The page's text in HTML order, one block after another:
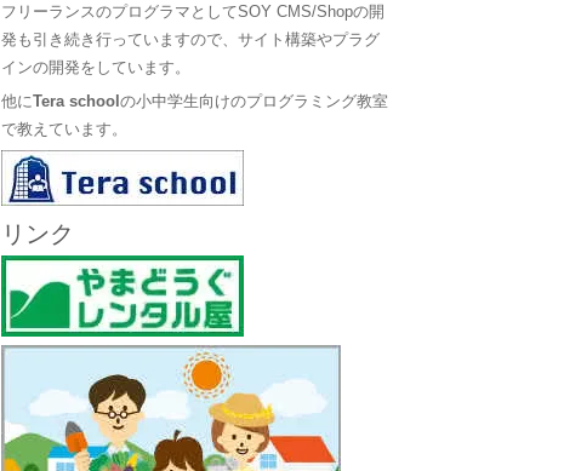
フリーランスのプログラマとしてSOY CMS/Shopの開
発も引き続き行っていますので、サイト構築やプラグ
インの開発をしています。
他にTera schoolの小中学生向けのプログラミング教室
で教えています。
リンク